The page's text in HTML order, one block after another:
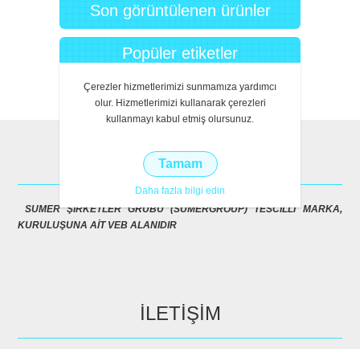
Son görüntülenen ürünler
Popüler etiketler
HAKKIMIZDA
SUMER ŞİRKETLER GRUBU (SUMERGROUP) TESCİLLİ MARKA,
KURULUŞUNA AİT VEB ALANIDIR
İLETİŞİM
Çerezler hizmetlerimizi sunmamıza yardımcı
olur. Hizmetlerimizi kullanarak çerezleri
kullanmayı kabul etmiş olursunuz.
Tamam
Daha fazla bilgi edin